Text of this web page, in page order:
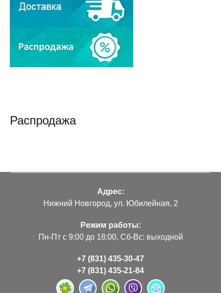
Распродажа
Адрес:
Нижний Новгород, ул. Юбилейная, 2
Режим работы:
Пн-Пт с 9:00 до 18:00, Сб-Вс: выходной
+7 (831) 435-30-47
+7 (831) 435-21-84